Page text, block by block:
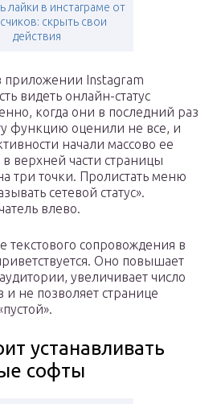
лайки в инстаграме от
скрыть свои
действия
Instagram
видеть онлайн-статус
когда они в последний раз
функцию оценили не все, и
начали массово ее
в верхней части страницы
три точки. Пролистать меню
сетевой статус».
влево.
текстового сопровождения в
Оно повышает
увеличивает число
не позволяет странице
устанавливать
софты